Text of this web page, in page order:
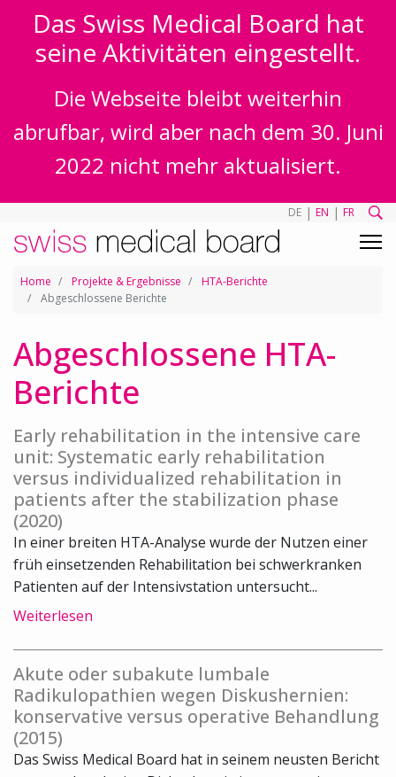
Das Swiss Medical Board hat
seine Aktivitäten eingestellt.
Die Webseite bleibt weiterhin
abrufbar, wird aber nach dem 30. Juni
2022 nicht mehr aktualisiert.
DE | EN | FR
Home Projekte & Ergebnisse
HTA-Berichte
Abgeschlossene Berichte
Abgeschlossene HTA-
Berichte
Early rehabilitation in the intensive care
unit: Systematic early rehabilitation
versus individualized rehabilitation in
patients after the stabilization phase
(2020)
In einer breiten HTA-Analyse wurde der Nutzen einer
früh einsetzenden Rehabilitation bei schwerkranken
Patienten auf der Intensivstation untersucht...
Weiterlesen
Akute oder subakute lumbale
Radikulopathien wegen Diskushernien:
konservative versus operative Behandlung
(2015)
Das Swiss Medical Board hat in seinem neusten Bericht